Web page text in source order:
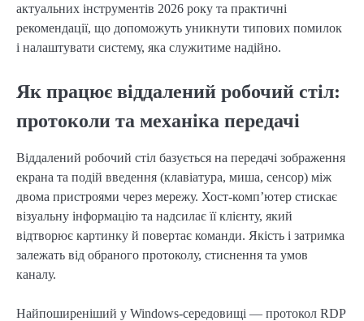
актуальних інструментів 2026 року та практичні
рекомендації, що допоможуть уникнути типових помилок
і налаштувати систему, яка служитиме надійно.
Як працює віддалений робочий стіл:
протоколи та механіка передачі
Віддалений робочий стіл базується на передачі зображення
екрана та подій введення (клавіатура, миша, сенсор) між
двома пристроями через мережу. Хост-комп’ютер стискає
візуальну інформацію та надсилає її клієнту, який
відтворює картинку й повертає команди. Якість і затримка
залежать від обраного протоколу, стиснення та умов
каналу.
Найпоширеніший у Windows-середовищі — протокол RDP